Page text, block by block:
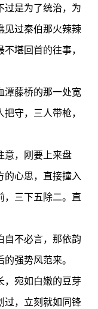
过是为了统治，为
见过秦伯那火辣辣
堪回首的往事，
藤桥的那一处宽
守，三人带枪，
，刚要上来盘
的心思，直接撞入
，三下五除二。直
不必言，那依韵
强势风范来。
宛如白嫩的豆芽
过，立刻就如同锋